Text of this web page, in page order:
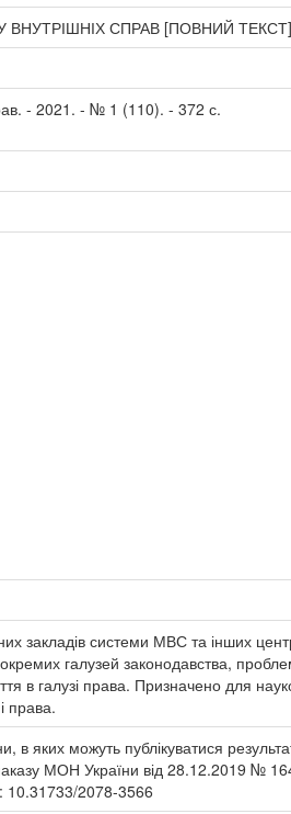
СПРАВ [ПОВНИЙ
- 2021. - № 1 (110). - 372 с.
закладів системи МВС та інших
галузей законодавства,
в галузі права. Призначено для
права.
яких можуть публікуватися
МОН України від 28.12.2019 №
10.31733/2078-3566